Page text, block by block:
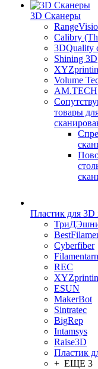
3D Сканеры
Calibry
3DQuality
Shining 3D
Volume
AM.TECH
товары
Пластик для 3D
Cyberfiber
REC
ESUN
MakerBot
Sintratec
BigRep
Intamsys
Raise3D
Пластик
+ ЕЩЕ 3